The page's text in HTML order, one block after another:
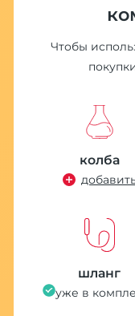
Чтобы
колба
шланг
уже в